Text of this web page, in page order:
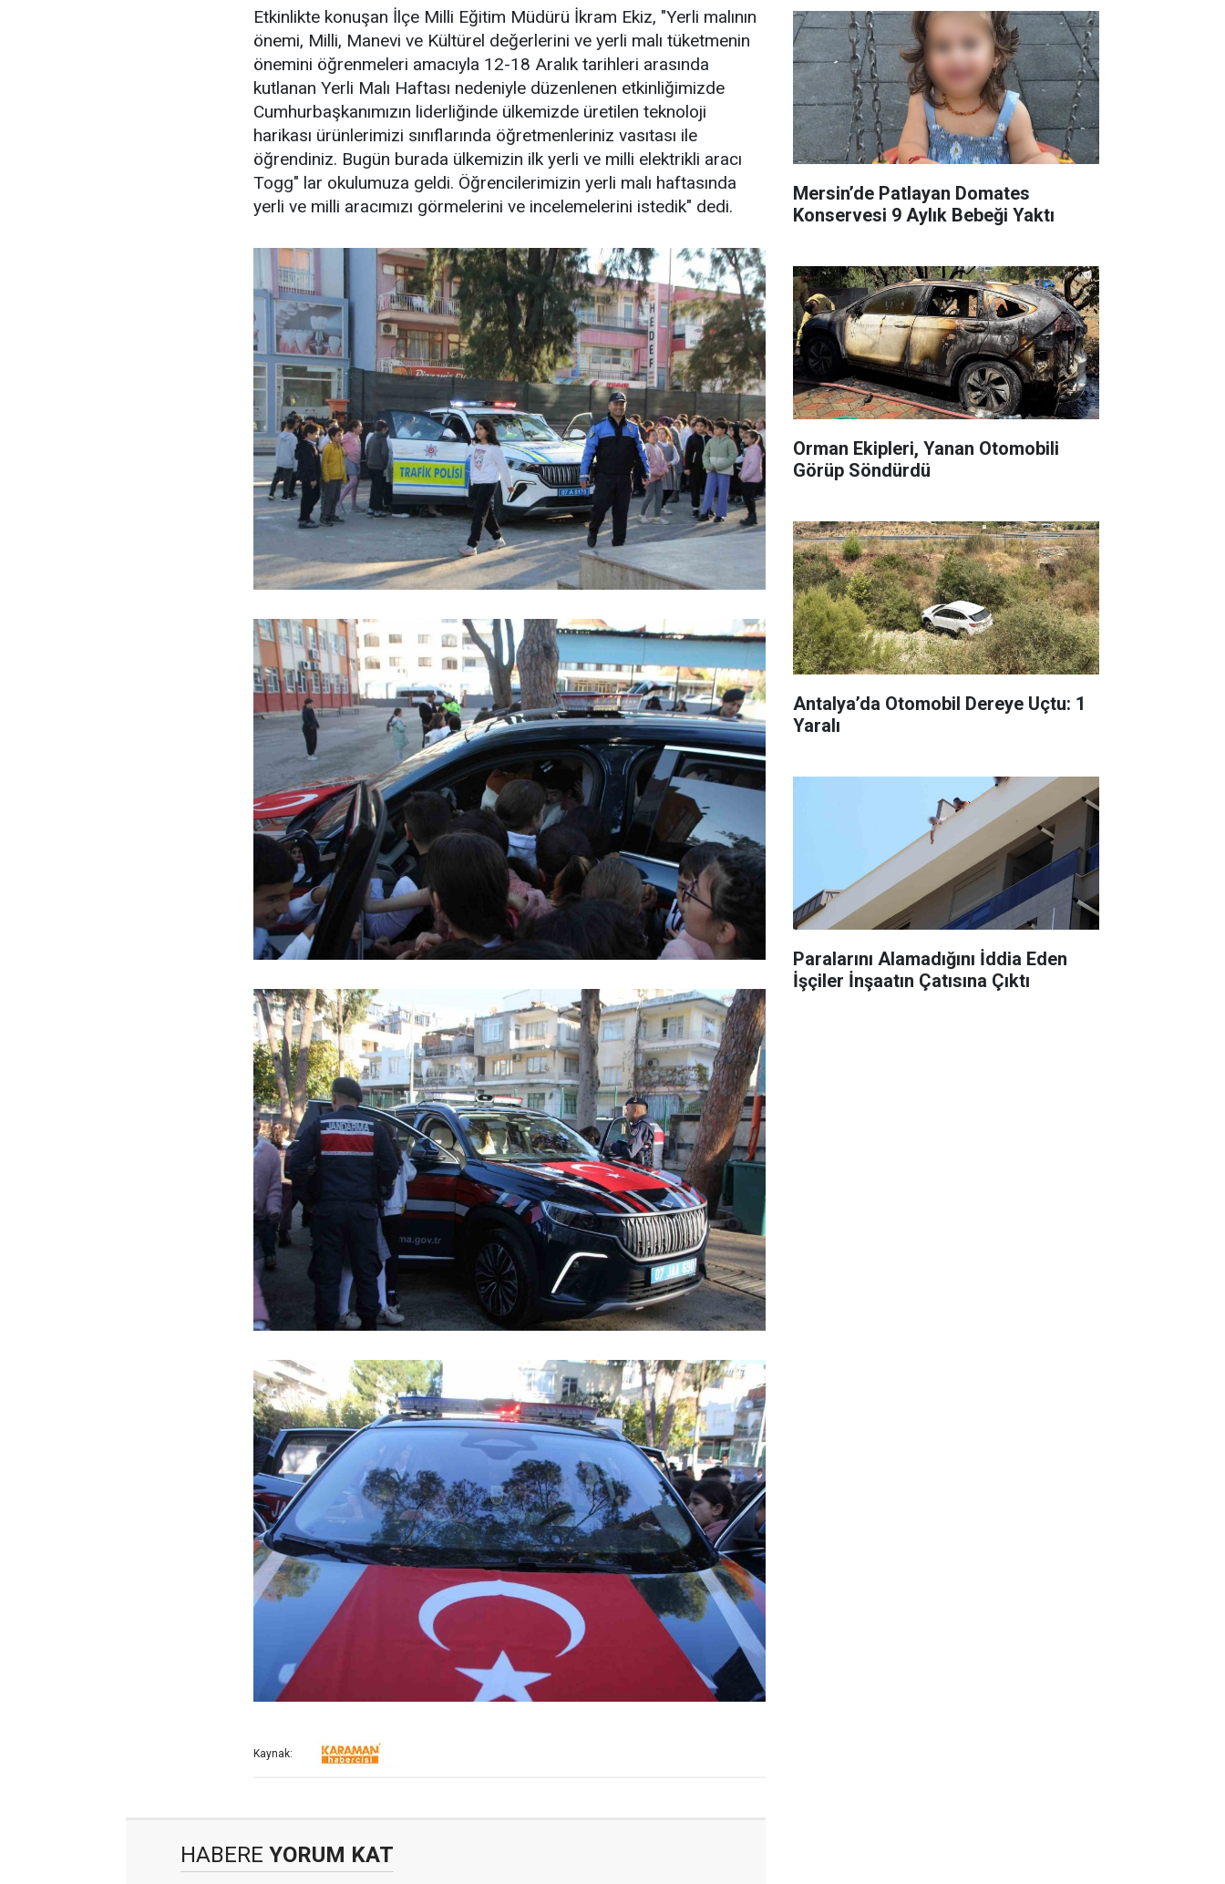
Etkinlikte konuşan İlçe Milli Eğitim Müdürü İkram Ekiz, "Yerli malının
önemi, Milli, Manevi ve Kültürel değerlerini ve yerli malı tüketmenin
önemini öğrenmeleri amacıyla 12-18 Aralık tarihleri arasında
kutlanan Yerli Malı Haftası nedeniyle düzenlenen etkinliğimizde
Cumhurbaşkanımızın liderliğinde ülkemizde üretilen teknoloji
harikası ürünlerimizi sınıflarında öğretmenleriniz vasıtası ile
öğrendiniz. Bugün burada ülkemizin ilk yerli ve milli elektrikli aracı
Togg" lar okulumuza geldi. Öğrencilerimizin yerli malı haftasında
yerli ve milli aracımızı görmelerini ve incelemelerini istedik" dedi.
Kaynak:
HABERE YORUM KAT
Mersin’de Patlayan Domates
Konservesi 9 Aylık Bebeği Yaktı
Orman Ekipleri, Yanan Otomobili
Görüp Söndürdü
Antalya’da Otomobil Dereye Uçtu: 1
Yaralı
Paralarını Alamadığını İddia Eden
İşçiler İnşaatın Çatısına Çıktı